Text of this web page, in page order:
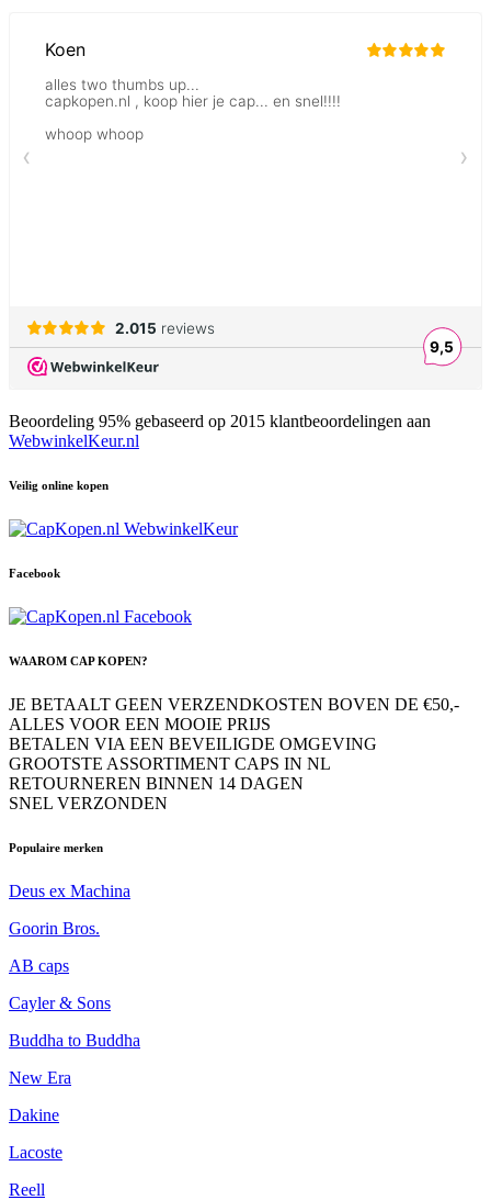
Beoordeling 95% gebaseerd op 2015 klantbeoordelingen aan
WebwinkelKeur.nl
Veilig online kopen
Facebook
WAAROM CAP KOPEN?
JE BETAALT GEEN VERZENDKOSTEN BOVEN DE €50,-
ALLES VOOR EEN MOOIE PRIJS
BETALEN VIA EEN BEVEILIGDE OMGEVING
GROOTSTE ASSORTIMENT CAPS IN NL
RETOURNEREN BINNEN 14 DAGEN
SNEL VERZONDEN
Populaire merken
Deus ex Machina
Goorin Bros.
AB caps
Cayler & Sons
Buddha to Buddha
New Era
Dakine
Lacoste
Reell